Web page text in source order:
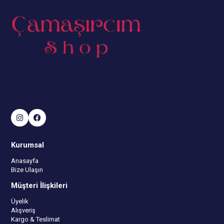
Kurumsal
Anasayfa
Bize Ulaşın
Müşteri İlişkileri
Üyelik
Alışveriş
Kargo & Teslimat